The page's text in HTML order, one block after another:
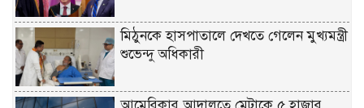
মিঠুনকে হাসপাতালে দেখতে গেলেন মুখ্যমন্ত্রী
শুভেন্দু অধিকারী